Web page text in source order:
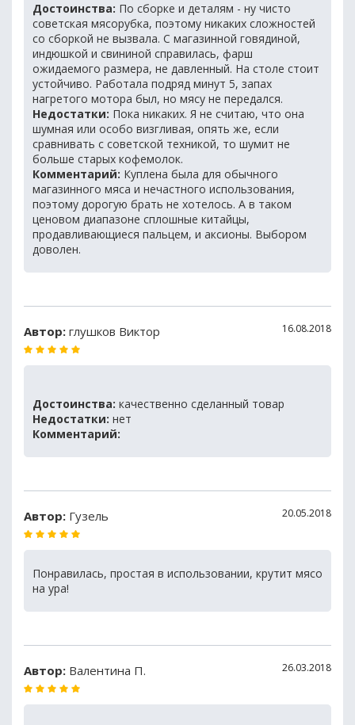
Достоинства: По сборке и деталям - ну чисто
советская мясорубка, поэтому никаких сложностей
со сборкой не вызвала. С магазинной говядиной,
индюшкой и свининой справилась, фарш
ожидаемого размера, не давленный. На столе стоит
устойчиво. Работала подряд минут 5, запах
нагретого мотора был, но мясу не передался.
Недостатки: Пока никаких. Я не считаю, что она
шумная или особо визгливая, опять же, если
сравнивать с советской техникой, то шумит не
больше старых кофемолок.
Комментарий: Куплена была для обычного
магазинного мяса и нечастного использования,
поэтому дорогую брать не хотелось. А в таком
ценовом диапазоне сплошные китайцы,
продавливающиеся пальцем, и аксионы. Выбором
доволен.
Автор: глушков Виктор 16.08.2018
Достоинства: качественно сделанный товар
Недостатки: нет
Комментарий:
Автор: Гузель 20.05.2018
Понравилась, простая в использовании, крутит мясо
на ура!
Автор: Валентина П. 26.03.2018